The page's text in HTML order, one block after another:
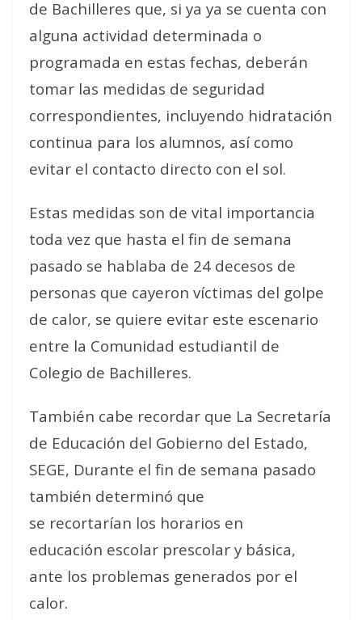
de Bachilleres que, si ya ya se cuenta con
alguna actividad determinada o
programada en estas fechas, deberán
tomar las medidas de seguridad
correspondientes, incluyendo hidratación
continua para los alumnos, así como
evitar el contacto directo con el sol.
Estas medidas son de vital importancia
toda vez que hasta el fin de semana
pasado se hablaba de 24 decesos de
personas que cayeron víctimas del golpe
de calor, se quiere evitar este escenario
entre la Comunidad estudiantil de
Colegio de Bachilleres.
También cabe recordar que La Secretaría
de Educación del Gobierno del Estado,
SEGE, Durante el fin de semana pasado
también determinó que
se recortarían los horarios en
educación escolar prescolar y básica,
ante los problemas generados por el
calor.